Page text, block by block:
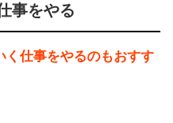
事をやる
く仕事をやるのもおすす